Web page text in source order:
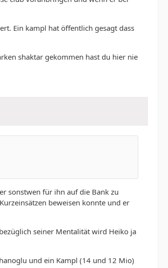
Ein kampl hat öffentlich gesagt dass
shaktar gekommen hast du hier nie
sonstwen für ihn auf die Bank zu
beweisen konnte und er
seiner Mentalität wird Heiko ja
und ein Kampl (14 und 12 Mio)